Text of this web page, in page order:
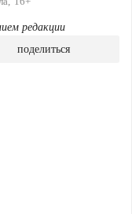
редакции
поделиться